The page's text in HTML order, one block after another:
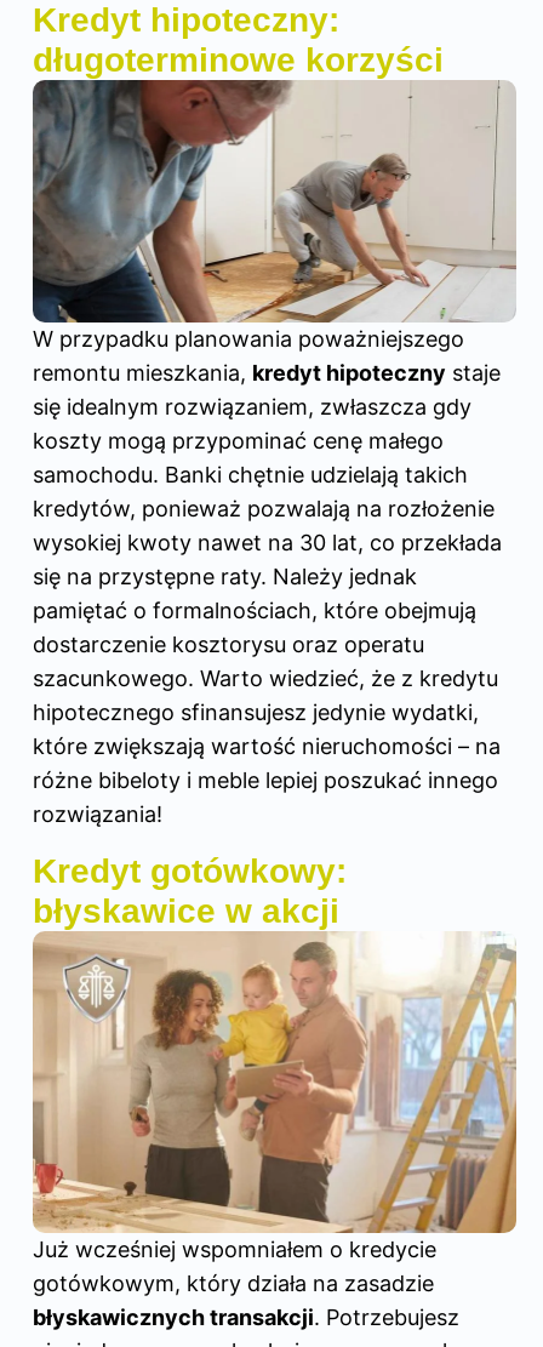
Kredyt hipoteczny:
długoterminowe korzyści
W przypadku planowania poważniejszego
remontu mieszkania, kredyt hipoteczny staje
się idealnym rozwiązaniem, zwłaszcza gdy
koszty mogą przypominać cenę małego
samochodu. Banki chętnie udzielają takich
kredytów, ponieważ pozwalają na rozłożenie
wysokiej kwoty nawet na 30 lat, co przekłada
się na przystępne raty. Należy jednak
pamiętać o formalnościach, które obejmują
dostarczenie kosztorysu oraz operatu
szacunkowego. Warto wiedzieć, że z kredytu
hipotecznego sfinansujesz jedynie wydatki,
które zwiększają wartość nieruchomości – na
różne bibeloty i meble lepiej poszukać innego
rozwiązania!
Kredyt gotówkowy:
błyskawice w akcji
Już wcześniej wspomniałem o kredycie
gotówkowym, który działa na zasadzie
błyskawicznych transakcji. Potrzebujesz